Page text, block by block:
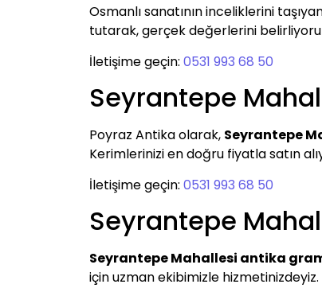
Osmanlı sanatının inceliklerini
tutarak, gerçek değerlerini
İletişime geçin: 0531 993 68 50
Seyrantepe
Poyraz Antika olarak, Seyrantepe
Kerimlerinizi en doğru fiyatla satın
İletişime geçin: 0531 993 68 50
Seyrantepe
Seyrantepe Mahallesi antika
için uzman ekibimizle